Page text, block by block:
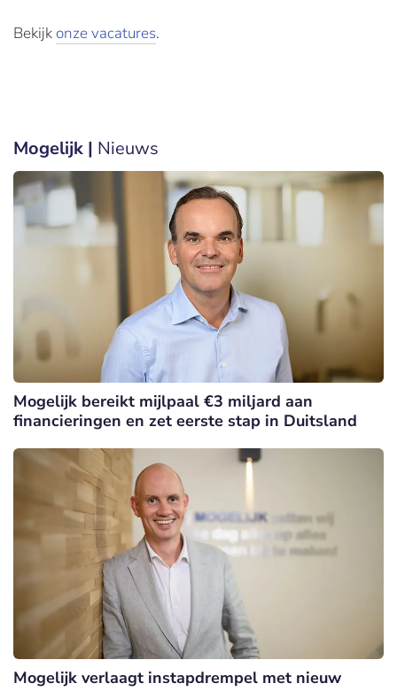
Bekijkonze vacatures.
Mogelijk | Nieuws
Mogelijk bereikt mijlpaal €3 miljard aan
financieringen en zet eerste stap in Duitsland
Mogelijk verlaagt instapdrempel met nieuw